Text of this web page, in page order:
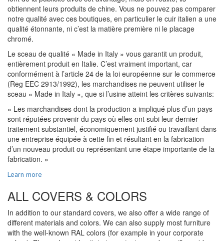
obtiennent leurs produits de chine. Vous ne pouvez pas comparer
notre qualité avec ces boutiques, en particulier le cuir italien a une
qualité étonnante, ni c’est la matière première ni le placage
chromé.
Le sceau de qualité « Made in Italy » vous garantit un produit,
entièrement produit en Italie. C’est vraiment important, car
conformément à l’article 24 de la loi européenne sur le commerce
(Reg EEC 2913/1992), les marchandises ne peuvent utiliser le
sceau « Made in Italy », que si l’usine atteint les critères suivants:
« Les marchandises dont la production a impliqué plus d’un pays
sont réputées provenir du pays où elles ont subi leur dernier
traitement substantiel, économiquement justifié ou travaillant dans
une entreprise équipée à cette fin et résultant en la fabrication
d’un nouveau produit ou représentant une étape importante de la
fabrication. »
Learn more
ALL COVERS & COLORS
In addition to our standard covers, we also offer a wide range of
different materials and colors. We can also supply most furniture
with the well-known RAL colors (for example in your corporate